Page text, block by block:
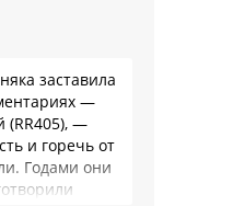
заставила
—
(RR405), —
и горечь от
Годами они